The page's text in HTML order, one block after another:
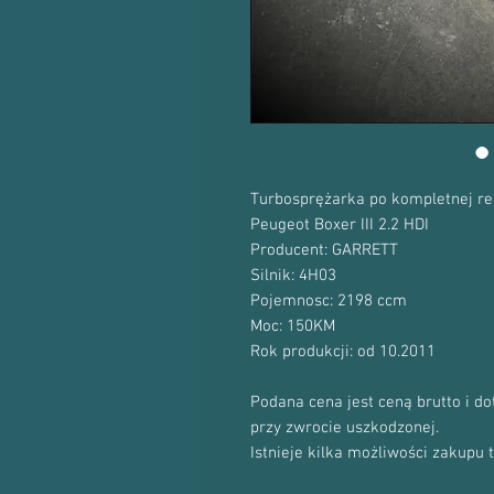
Turbosprężarka po kompletnej
Peugeot Boxer III 2.2 HDI
Producent: GARRETT
Silnik: 4H03
Pojemnosc: 2198 ccm
Moc: 150KM
Rok produkcji: od 10.2011
Podana cena jest ceną brutto i
przy zwrocie uszkodzonej.
Istnieje kilka możliwości zakupu